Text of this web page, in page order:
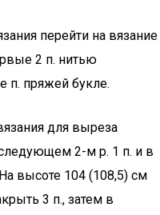
перейти на вязание
2 п. нитью
п. пряжей букле.
для выреза
2-м р. 1 п. и в
высоте 104 (108,5) см
3 п., затем в